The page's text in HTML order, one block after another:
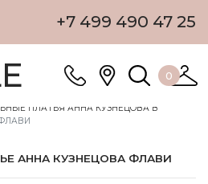
+7 499 490 47 25
0
ПЛАТЬЯ АННА КУЗНЕЦОВА В
АННА КУЗНЕЦОВА ФЛАВИ